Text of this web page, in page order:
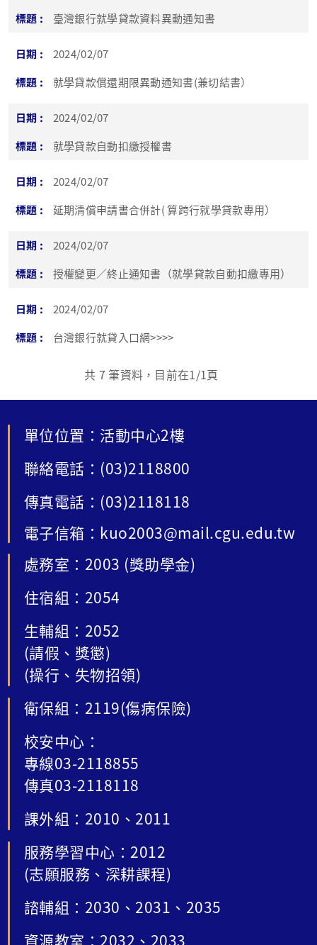
臺灣銀行就學貸款資料異動通知書
2024/02/07
就學貸款償還期限異動通知書(兼切結書）
2024/02/07
就學貸款自動扣繳授權書
2024/02/07
延期清償申請書合併計( 算跨行就學貸款專用）
2024/02/07
授權變更／終止通知書（就學貸款自動扣繳專用）
2024/02/07
台灣銀行就貸入口網>>>>
共 7 筆資料，目前在1/1頁
單位位置：活動中心2樓
聯絡電話：(03)2118800
傳真電話：(03)2118118
電子信箱：kuo2003@mail.cgu.edu.tw
處務室：2003 (獎助學金)
住宿組：2054
生輔組：2052
(請假、獎懲)
(操行、失物招領)
衛保組：2119(傷病保險)
校安中心：
專線03-2118855
傳真03-2118118
課外組：2010、2011
服務學習中心：2012
(志願服務、深耕課程)
諮輔組：2030、2031、2035
資源教室：2032、2033